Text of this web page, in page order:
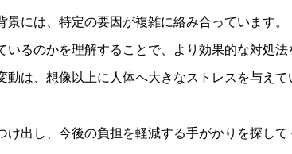
には、特定の要因が複雑に絡み合っています。
いるのかを理解することで、より効果的な対処法
動は、想像以上に人体へ大きなストレスを与えて
け出し、今後の負担を軽減する手がかりを探して